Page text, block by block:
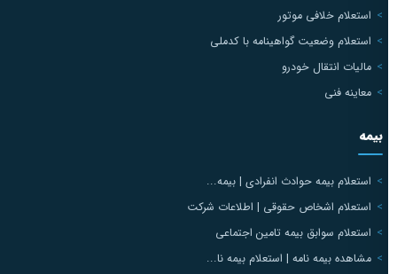
استعلام خلافی موتور
استعلام وضعیت گواهینامه با کدملی
مالیات انتقال خودرو
معاینه فنی
بیمه
استعلام بیمه حوادث انفرادی | بیمه...
استعلام اشخاص حقوقی | اطلاعات شرکت
استعلام سوابق بیمه تامین اجتماعی
مشاهده بیمه نامه | استعلام بیمه نا...